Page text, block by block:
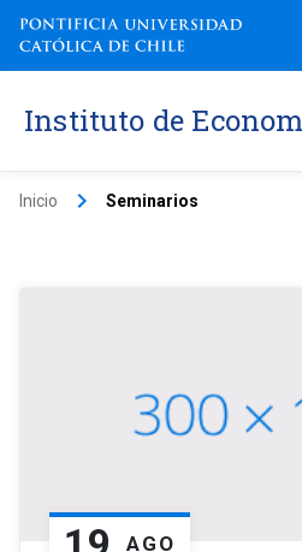
Instituto de
Inicio keyboard_arrow_right Seminarios
AGO